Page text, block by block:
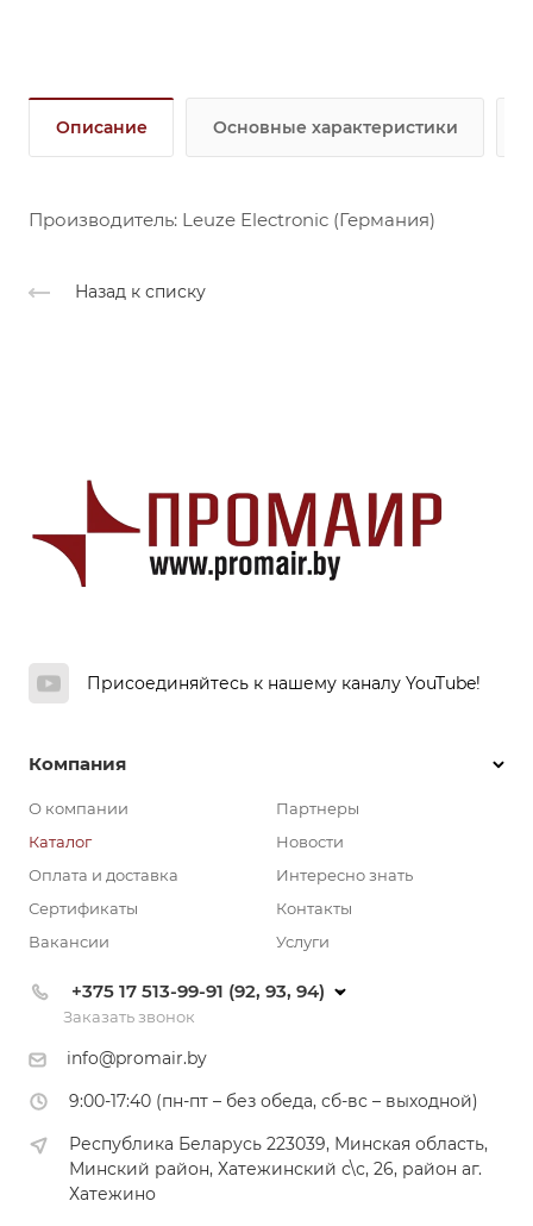
Описание Основные характеристики
Производитель: Leuze Electronic (Германия)
Назад к списку
Присоединяйтесь к нашему каналу YouTube!
Компания
О компании
Каталог
Оплата и доставка
Сертификаты
Вакансии
Партнеры
Новости
Интересно знать
Контакты
Услуги
+375 17 513-99-91 (92, 93, 94)
Заказать звонок
info@promair.by
9:00-17:40 (пн-пт – без обеда, сб-вс – выходной)
Республика Беларусь 223039, Минская область,
Минский район, Хатежинский с\с, 26, район аг.
Хатежино